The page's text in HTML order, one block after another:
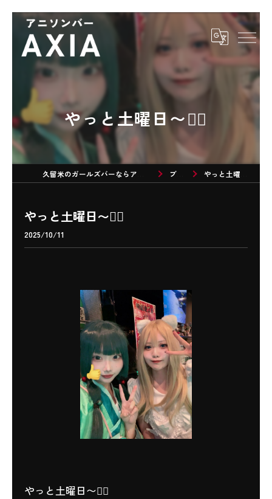
やっと土曜日〜❤️‍🔥
ブログ やっと土曜日〜❤️‍🔥
やっと土曜日〜❤️‍🔥
2025/10/11
やっと土曜日〜❤️‍🔥